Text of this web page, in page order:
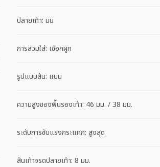
ปลายเท้า: มน
การสวมใส่: เชือกผูก
รูปแบบส้น: แบน
ความสูงของพื้นรองเท้า: 46 มม. / 38 มม.
ระดับการซับแรงกระแทก: สูงสุด
ส้นเท้าจรดปลายเท้า: 8 มม.